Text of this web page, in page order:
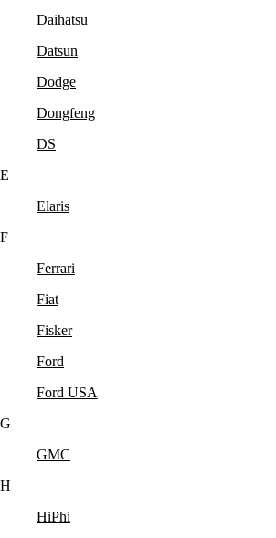
Daihatsu
Datsun
Dodge
Dongfeng
DS
E
Elaris
F
Ferrari
Fiat
Fisker
Ford
Ford USA
G
GMC
H
HiPhi